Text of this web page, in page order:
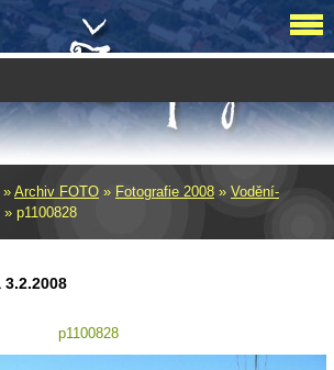
» Archiv FOTO » Fotografie 2008 » Vodění­
» p1100828
p1100828